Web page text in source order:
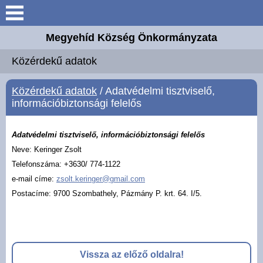
Keresés
Megyehíd
Intézmények
Megyehíd Község Önkormányzata
Közérdekű adatok
Közérdekű adatok / Adatvédelmi tisztviselő,
információbiztonsági felelős
Adatvédelmi tisztviselő, információbiztonsági felelős
Neve: Keringer Zsolt
Telefonszáma: +3630/ 774-1122
e-mail címe: zsolt.keringer@gmail.com
Postacíme: 9700 Szombathely, Pázmány P. krt. 64. I/5.
Vissza az előző oldalra!